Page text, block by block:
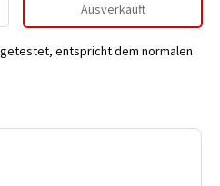
Ausverkauft
entspricht dem normalen